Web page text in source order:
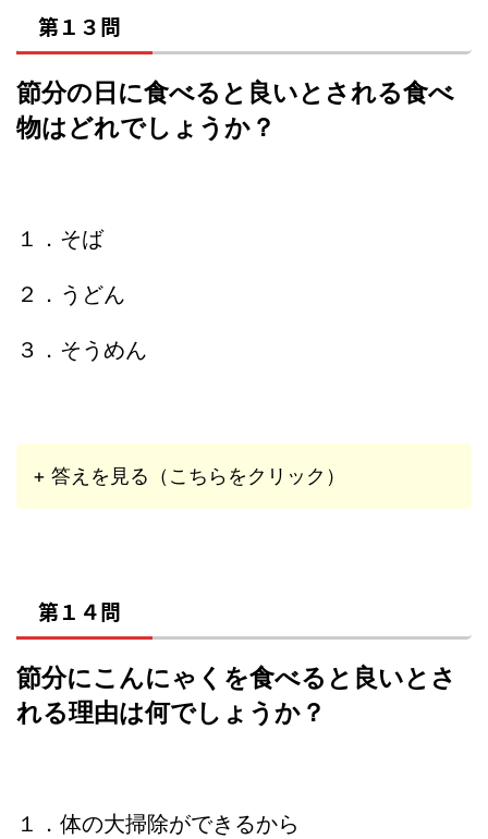
第１３問
節分の日に食べると良いとされる食べ
物はどれでしょうか？
１．そば
２．うどん
３．そうめん
+ 答えを見る（こちらをクリック）
第１４問
節分にこんにゃくを食べると良いとさ
れる理由は何でしょうか？
１．体の大掃除ができるから